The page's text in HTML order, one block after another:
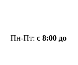
Пн-Пт: с 8:00 до